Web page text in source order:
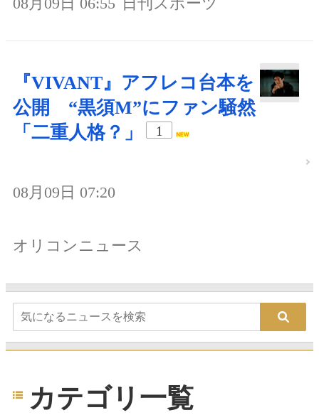
『VIVANT』アフレコ台本を
公開 “黒須M”にファン騒然
「二重人格？」
1
08月09日 07:20
オリコンニュース
カテゴリ一覧